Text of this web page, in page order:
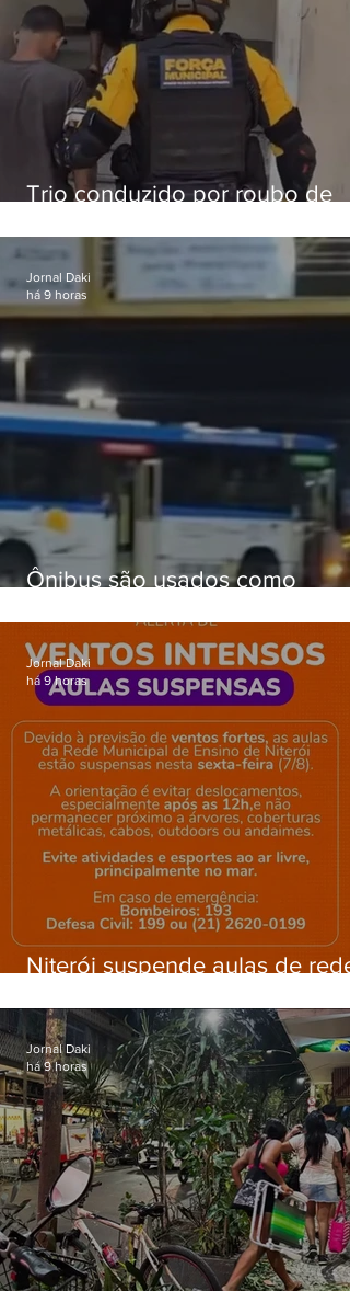
Trio conduzido por roubo de
passagens
Ônibus são usados como
Gardênia Azul
Jornal Daki
há 9 horas
Niterói suspende aulas de rede
ventos fortes nesta sexta (7)
Jornal Daki
há 9 horas
Jornal Daki
há 9 horas